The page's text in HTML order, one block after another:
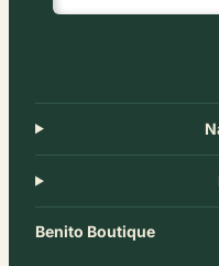
Benito Boutique